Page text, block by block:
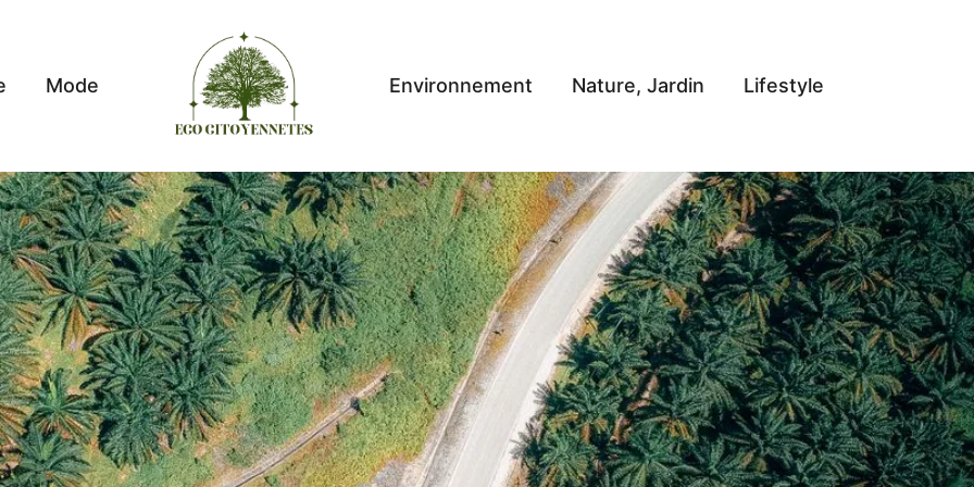
Mode Environnement Nature, Jardin Lifestyle